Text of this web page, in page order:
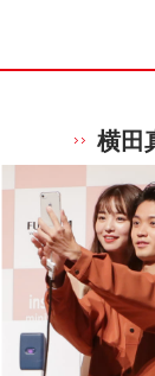
横田